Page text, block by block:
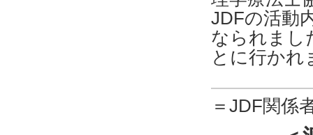
JDFの活動
なられまし
とに行かれ
＝JDF関係